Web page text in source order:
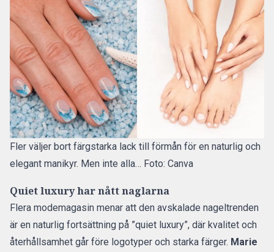
Fler väljer bort färgstarka lack till förmån för en naturlig och
elegant manikyr. Men inte alla… Foto: Canva
Quiet luxury har nått naglarna
Flera modemagasin menar att den avskalade nageltrenden
är en naturlig fortsättning på ”quiet luxury”, där kvalitet och
återhållsamhet går före logotyper och starka färger. Marie